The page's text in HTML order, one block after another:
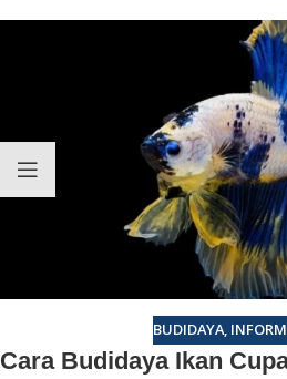
BUDIDAYA,
Cara Budidaya Ikan